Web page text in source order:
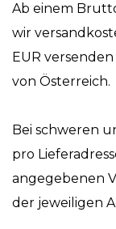
Ab einem
wir
EUR
von Österreich.
Bei schweren
pro
angegebenen
der jeweiligen